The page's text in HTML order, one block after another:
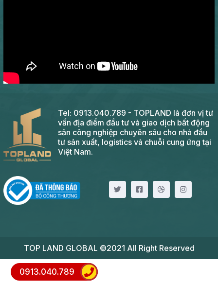
Tel: 0913.040.789 - TOPLAND là đơn vị tư
vấn địa điểm đầu tư và giao dịch bất động
sản công nghiệp chuyên sâu cho nhà đầu
tư sản xuất, logistics và chuỗi cung ứng tại
Việt Nam.
TOP LAND GLOBAL ©2021 All Right Reserved
0913.040.789